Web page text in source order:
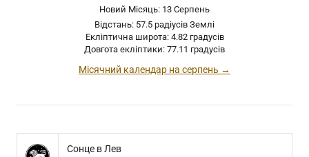
Новий Місяць: 13 Серпень
Відстань: 57.5 радіусів Землі
Екліптична широта: 4.82 градусів
Довгота екліптики: 77.11 градусів
Місячний календар на серпень →
Сонце в Лев